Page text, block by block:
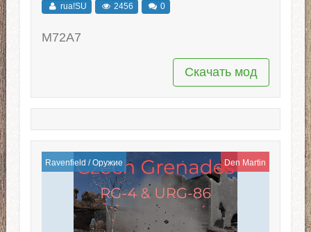
rua!SU 2456 0
M72A7
Скачать мод
Ravenfield/Оружие Den Martin